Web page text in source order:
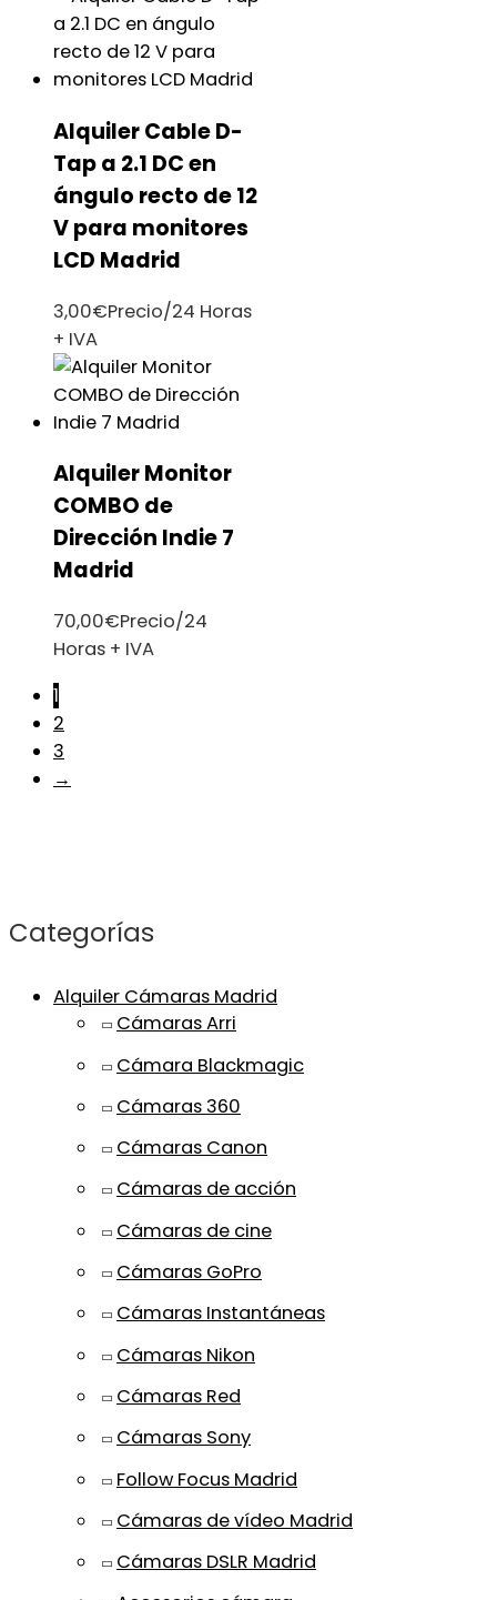
Categorías
Alquiler Cámaras Madrid
Cámaras Arri
Cámara Blackmagic
Cámaras 360
Cámaras Canon
Cámaras de acción
Cámaras de cine
Cámaras GoPro
Cámaras Instantáneas
Cámaras Nikon
Cámaras Red
Cámaras Sony
Follow Focus Madrid
Cámaras de vídeo Madrid
Cámaras DSLR Madrid
Alquiler Cable D-
Tap a 2.1 DC en
ángulo recto de 12
V para monitores
LCD Madrid
3,00€Precio/24 Horas
+ IVA
Alquiler Monitor
COMBO de
Dirección Indie 7
Madrid
70,00€Precio/24
Horas + IVA
1
2
3
→